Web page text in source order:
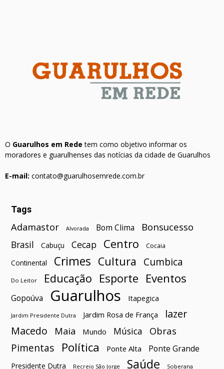
O Guarulhos em Rede tem como objetivo informar os
moradores e guarulhenses das notícias da cidade de Guarulhos
E-mail: contato@guarulhosemrede.com.br
Tags
Adamastor Alvorada Bom Clima Bonsucesso
Brasil Cabuçu Cecap Centro Cocaia
Continental Crimes Cultura Cumbica
Do Leitor Educação Esporte Eventos
Gopoúva Guarulhos Itapegica
Jardim Presidente Dutra Jardim Rosa de França
lazer
Macedo
Maia Mundo Música Obras
Pimentas Política Ponte Alta Ponte Grande
Presidente Dutra Recreio São Jorge Saúde Soberana